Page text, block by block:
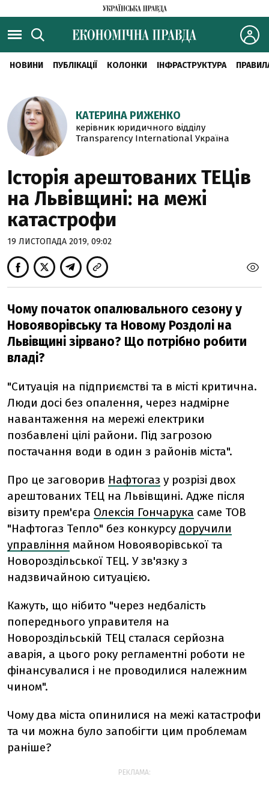
НОВИНИ ПУБЛІКАЦІЇ КОЛОНКИ ІНФРАСТРУКТУРА
КАТЕРИНА РИЖЕНКО
керівник юридичного відділу
Transparency International Україна
Історія арештованих ТЕЦів
на Львівщині: на межі
катастрофи
19 ЛИСТОПАДА 2019, 09:02
Чому початок опалювального сезону у
Новояворівську та Новому Роздолі на
Львівщині зірвано? Що потрібно робити
владі?
"Ситуація на підприємстві та в місті критична.
Люди досі без опалення, через надмірне
навантаження на мережі електрики
позбавлені цілі райони. Під загрозою
постачання води в один з районів міста".
Про це заговорив Нафтогаз у розрізі двох
арештованих ТЕЦ на Львівщині. Адже після
візиту прем'єра Олексія Гончарука саме ТОВ
"Нафтогаз Тепло" без конкурсу доручили
управління майном Новояворівської та
Новороздільської ТЕЦ. У зв'язку з
надзвичайною ситуацією.
Кажуть, що нібито "через недбалість
попереднього управителя на
Новороздільській ТЕЦ сталася серйозна
аварія, а цього року регламентні роботи не
фінансувалися і не проводилися належним
чином".
Чому два міста опинилися на межі катастрофи
та чи можна було запобігти цим проблемам
раніше?
РЕКЛАМА: